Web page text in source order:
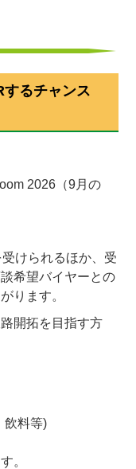
るチャンス
2026（9月の
けられるほか、受
希望バイヤーとの
ります。
開拓を目指す方
飲料等)
。